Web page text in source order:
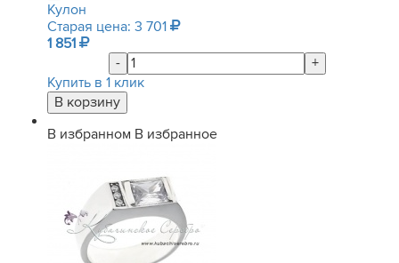
Кулон
Старая цена: 3 701
1 851
-
+
Купить в 1 клик
В избранном В избранное